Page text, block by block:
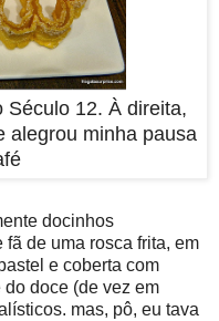
Século 12. À direita,
alegrou minha pausa
docinhos
de uma rosca frita, em
e coberta com
doce (de vez em
mas, pô, eu tava